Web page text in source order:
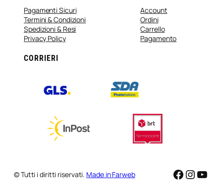
Pagamenti Sicuri
Termini & Condizioni
Spedizioni & Resi
Privacy Policy
Account
Ordini
Carrello
Pagamento
CORRIERI
© Tutti i diritti riservati. Made in Farweb